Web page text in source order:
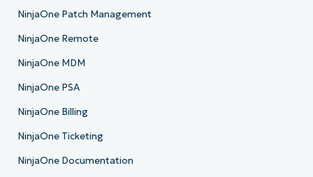
NinjaOne Patch Management
NinjaOne Remote
NinjaOne MDM
NinjaOne PSA
NinjaOne Billing
NinjaOne Ticketing
NinjaOne Documentation